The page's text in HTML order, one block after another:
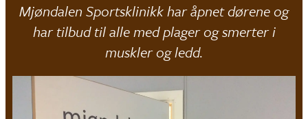
Mjøndalen Sportsklinikk har åpnet dørene og
har tilbud til alle med plager og smerter i
muskler og ledd.